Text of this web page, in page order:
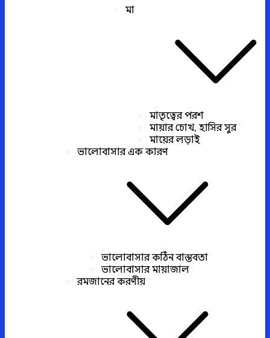
মা
মাতৃত্বের পরশ
মায়ার চোখ, হাসির সুর
মায়ের লড়াই
ভালোবাসার এক কারণ
ভালোবাসার কঠিন বাস্তবতা
ভালোবাসার মায়াজাল
রমজানের করণীয়